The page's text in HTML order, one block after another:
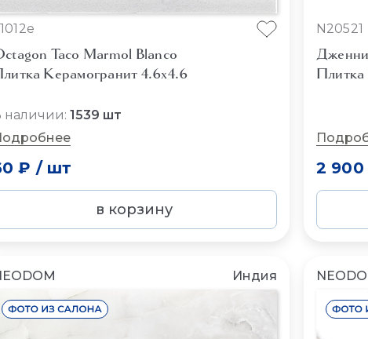
Taco Marmol Blanco
Керамогранит 4.6x4.6
наличии: 1539 шт
₽ / шт
в корзину
N20521
2 900
Индия